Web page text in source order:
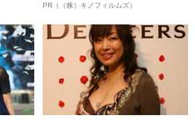
PR（（株）キノフィルムズ）